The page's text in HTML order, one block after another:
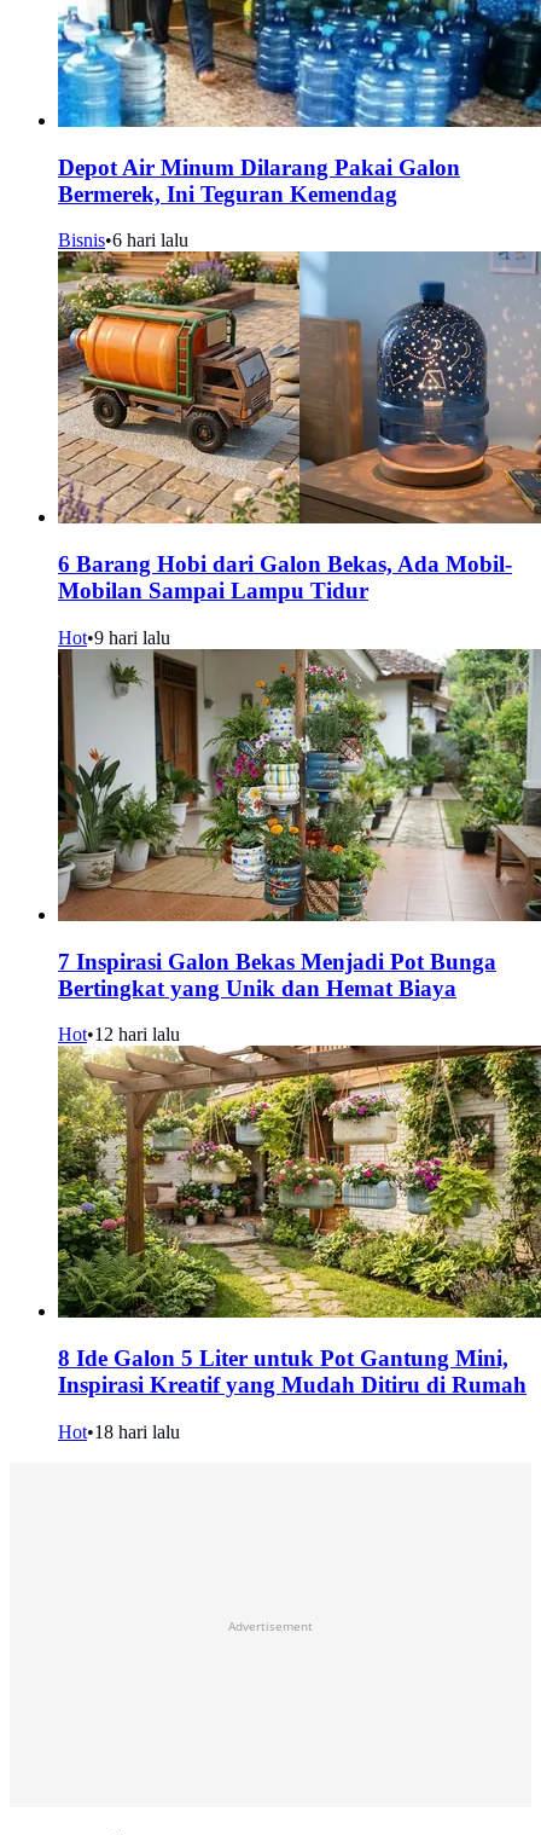
Depot Air Minum Dilarang Pakai Galon
Bermerek, Ini Teguran Kemendag
Bisnis•6 hari lalu
6 Barang Hobi dari Galon Bekas, Ada Mobil-
Mobilan Sampai Lampu Tidur
Hot•9 hari lalu
7 Inspirasi Galon Bekas Menjadi Pot Bunga
Bertingkat yang Unik dan Hemat Biaya
Hot•12 hari lalu
8 Ide Galon 5 Liter untuk Pot Gantung Mini,
Inspirasi Kreatif yang Mudah Ditiru di Rumah
Hot•18 hari lalu
Advertisement